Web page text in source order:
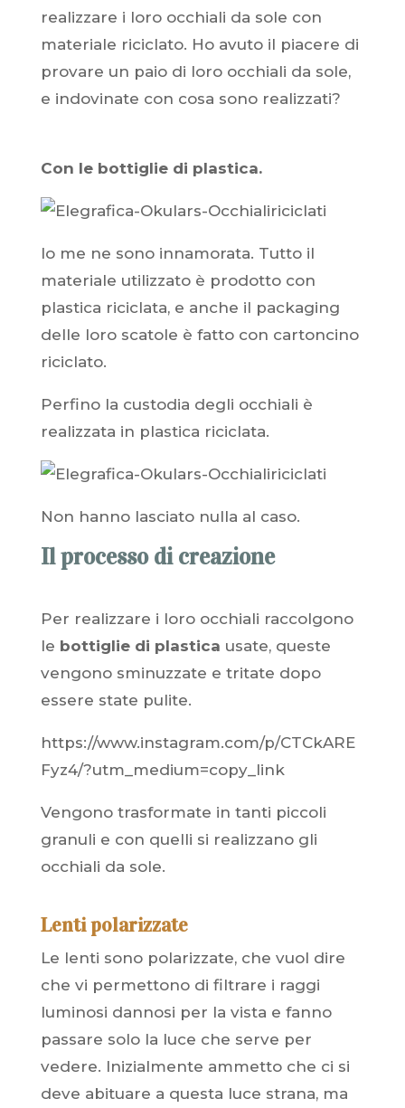
realizzare i loro occhiali da sole con
materiale riciclato. Ho avuto il piacere di
provare un paio di loro occhiali da sole,
e indovinate con cosa sono realizzati?
Con le bottiglie di plastica.
Io me ne sono innamorata. Tutto il
materiale utilizzato è prodotto con
plastica riciclata, e anche il packaging
delle loro scatole è fatto con cartoncino
riciclato.
Perfino la custodia degli occhiali è
realizzata in plastica riciclata.
Non hanno lasciato nulla al caso.
Il processo di creazione
Per realizzare i loro occhiali raccolgono
le bottiglie di plastica usate, queste
vengono sminuzzate e tritate dopo
essere state pulite.
https://www.instagram.com/p/CTCkARE
Fyz4/?utm_medium=copy_link
Vengono trasformate in tanti piccoli
granuli e con quelli si realizzano gli
occhiali da sole.
Lenti polarizzate
Le lenti sono polarizzate, che vuol dire
che vi permettono di filtrare i raggi
luminosi dannosi per la vista e fanno
passare solo la luce che serve per
vedere. Inizialmente ammetto che ci si
deve abituare a questa luce strana, ma